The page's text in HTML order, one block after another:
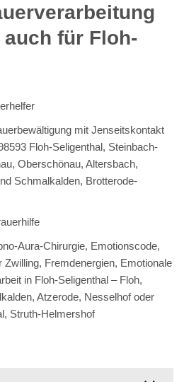
für Floh-
mit Jenseitskontakt
Floh-Seligenthal, Steinbach-
Oberschönau, Altersbach,
Schmalkalden, Brotterode-
Aura-Chirurgie, Emotionscode,
Zwilling, Fremdenergien, Emotionale
in Floh-Seligenthal – Floh,
Atzerode, Nesselhof oder
Struth-Helmershof